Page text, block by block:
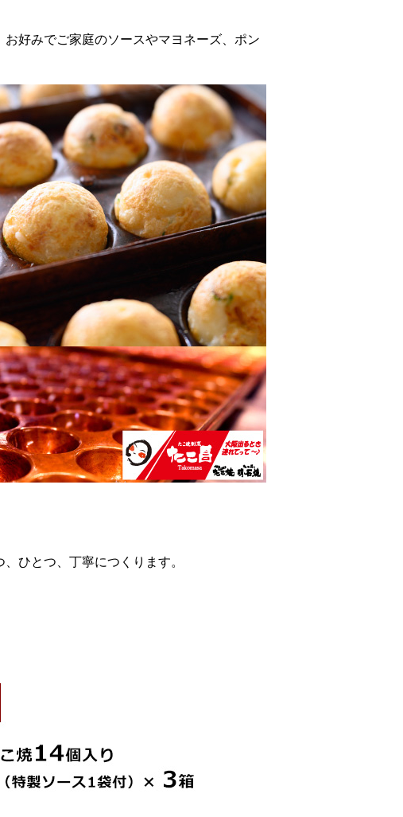
好みでご家庭のソースやマヨネーズ、ポン
ひとつ、丁寧につくります。